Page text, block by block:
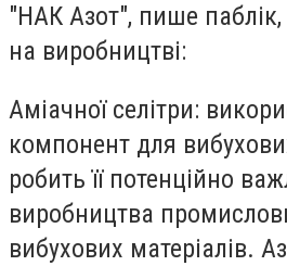
"НАК Азот", пише паблік,
на виробництві:
Аміачної селітри:
компонент для
робить її потенційно
виробництва
вибухових матеріалів.